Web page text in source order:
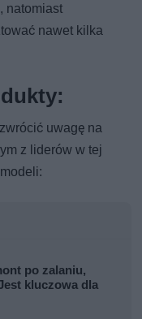
natomiast
nawet kilka
uwagę na
z liderów w tej
po zalaniu,
kluczowa dla